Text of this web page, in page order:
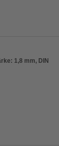
1,8 mm, DIN